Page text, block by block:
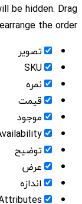
be hidden. Drag
the order.
تصویر
SKU
نمره
قیمت
موجود
توضیح
عرض
اندازه